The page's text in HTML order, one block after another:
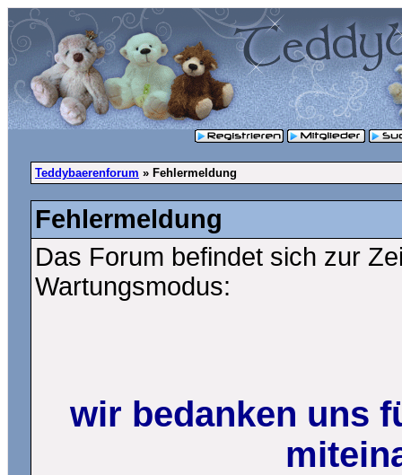
Teddybaerenforum » Fehlermeldung
Fehlermeldung
Das Forum befindet sich zur
Wartungsmodus:
wir bedanken uns